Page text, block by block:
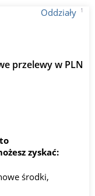
Oddziały 1
przelewy w PLN
zyskać:
środki,